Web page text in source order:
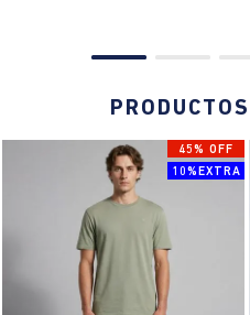
45% OFF
10%EXTRA